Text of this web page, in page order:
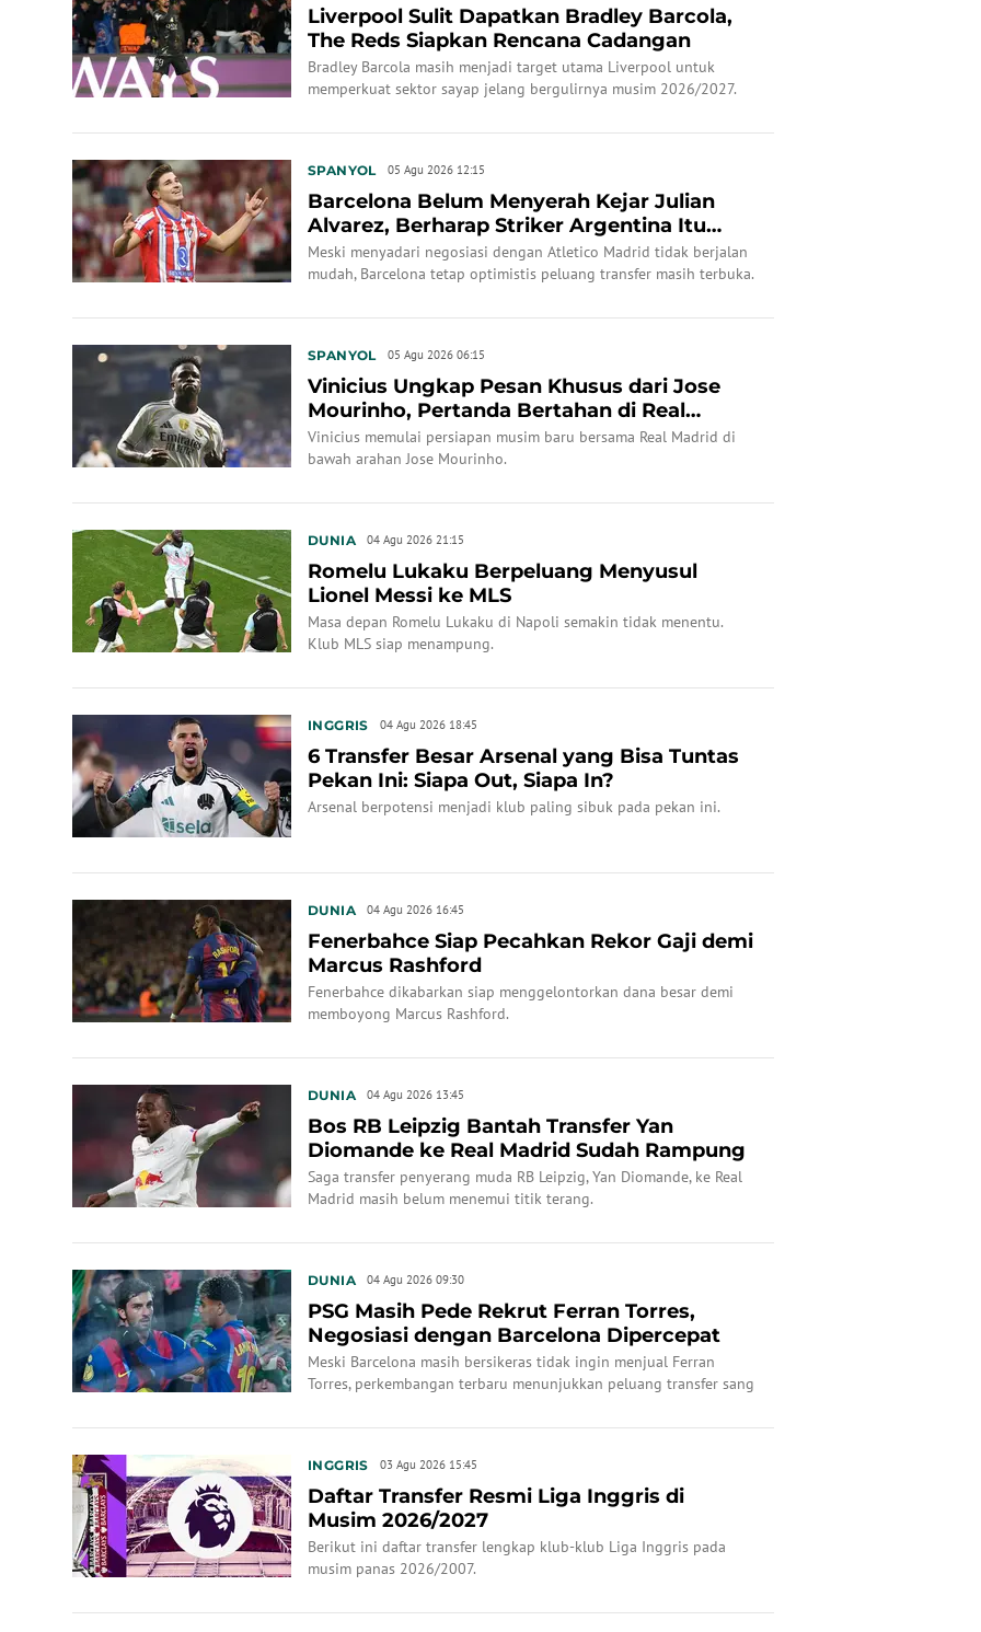
Liverpool Sulit Dapatkan Bradley Barcola,
The Reds Siapkan Rencana Cadangan
Bradley Barcola masih menjadi target utama Liverpool untuk
memperkuat sektor sayap jelang bergulirnya musim 2026/2027.
SPANYOL 05 Agu 2026 12:15
Barcelona Belum Menyerah Kejar Julian
Alvarez, Berharap Striker Argentina Itu
Desak Atleti...
Meski menyadari negosiasi dengan Atletico Madrid tidak berjalan
mudah, Barcelona tetap optimistis peluang transfer masih terbuka.
SPANYOL 05 Agu 2026 06:15
Vinicius Ungkap Pesan Khusus dari Jose
Mourinho, Pertanda Bertahan di Real
Madrid?
Vinicius memulai persiapan musim baru bersama Real Madrid di
bawah arahan Jose Mourinho.
DUNIA 04 Agu 2026 21:15
Romelu Lukaku Berpeluang Menyusul
Lionel Messi ke MLS
Masa depan Romelu Lukaku di Napoli semakin tidak menentu.
Klub MLS siap menampung.
INGGRIS 04 Agu 2026 18:45
6 Transfer Besar Arsenal yang Bisa Tuntas
Pekan Ini: Siapa Out, Siapa In?
Arsenal berpotensi menjadi klub paling sibuk pada pekan ini.
DUNIA 04 Agu 2026 16:45
Fenerbahce Siap Pecahkan Rekor Gaji demi
Marcus Rashford
Fenerbahce dikabarkan siap menggelontorkan dana besar demi
memboyong Marcus Rashford.
DUNIA 04 Agu 2026 13:45
Bos RB Leipzig Bantah Transfer Yan
Diomande ke Real Madrid Sudah Rampung
Saga transfer penyerang muda RB Leipzig, Yan Diomande, ke Real
Madrid masih belum menemui titik terang.
DUNIA 04 Agu 2026 09:30
PSG Masih Pede Rekrut Ferran Torres,
Negosiasi dengan Barcelona Dipercepat
Meski Barcelona masih bersikeras tidak ingin menjual Ferran
Torres, perkembangan terbaru menunjukkan peluang transfer sang
INGGRIS 03 Agu 2026 15:45
Daftar Transfer Resmi Liga Inggris di
Musim 2026/2027
Berikut ini daftar transfer lengkap klub-klub Liga Inggris pada
musim panas 2026/2007.